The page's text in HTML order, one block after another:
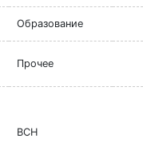
Образование
Прочее
ВСН